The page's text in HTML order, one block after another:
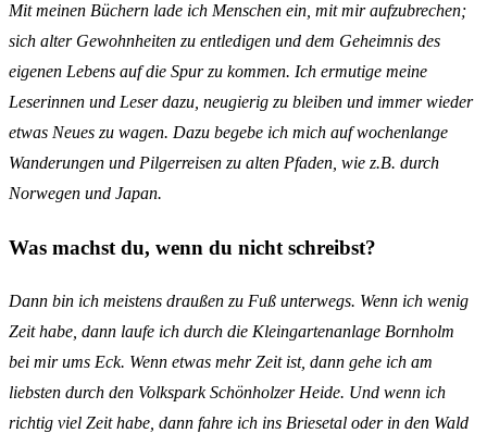
Mit meinen Büchern lade ich Menschen ein, mit mir aufzubrechen;
sich alter Gewohnheiten zu entledigen und dem Geheimnis des
eigenen Lebens auf die Spur zu kommen. Ich ermutige meine
Leserinnen und Leser dazu, neugierig zu bleiben und immer wieder
etwas Neues zu wagen. Dazu begebe ich mich auf wochenlange
Wanderungen und Pilgerreisen zu alten Pfaden, wie z.B. durch
Norwegen und Japan.
Was machst du, wenn du nicht schreibst?
Dann bin ich meistens draußen zu Fuß unterwegs. Wenn ich wenig
Zeit habe, dann laufe ich durch die Kleingartenanlage Bornholm
bei mir ums Eck. Wenn etwas mehr Zeit ist, dann gehe ich am
liebsten durch den Volkspark Schönholzer Heide. Und wenn ich
richtig viel Zeit habe, dann fahre ich ins Briesetal oder in den Wald